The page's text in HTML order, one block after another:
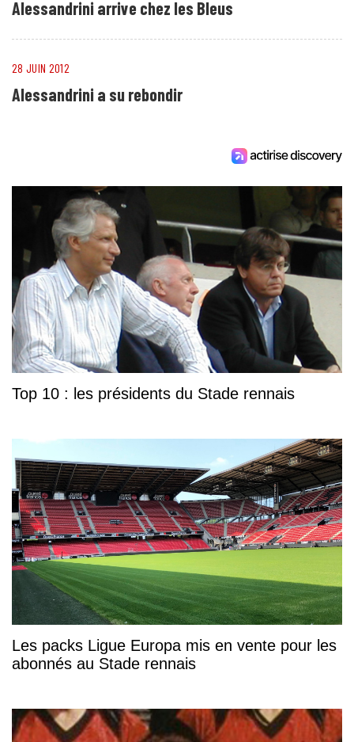
Alessandrini arrive chez les Bleus
28 JUIN 2012
Alessandrini a su rebondir
Top 10 : les présidents du Stade rennais
Les packs Ligue Europa mis en vente pour les
abonnés au Stade rennais